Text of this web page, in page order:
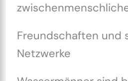
Freundschaften und
Netzwerke